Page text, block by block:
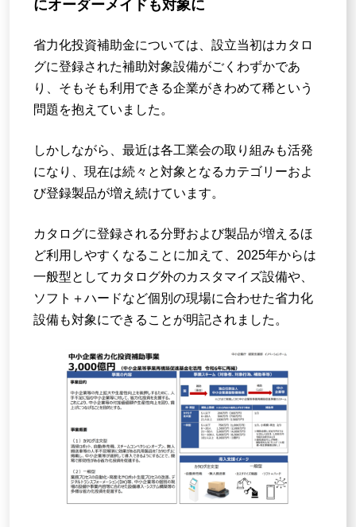
にオーダーメイドも対象に
省力化投資補助金については、設立当初はカタロ
グに登録された補助対象設備がごくわずかであ
り、そもそも利用できる企業がきわめて稀という
問題を抱えていました。
しかしながら、最近は各工業会の取り組みも活発
になり、現在は続々と対象となるカテゴリーおよ
び登録製品が増え続けています。
カタログに登録される分野および製品が増えるほ
ど利用しやすくなることに加えて、2025年からは
一般型としてカタログ外のカスタマイズ設備や、
ソフト＋ハードなど個別の現場に合わせた省力化
設備も対象にできることが明記されました。